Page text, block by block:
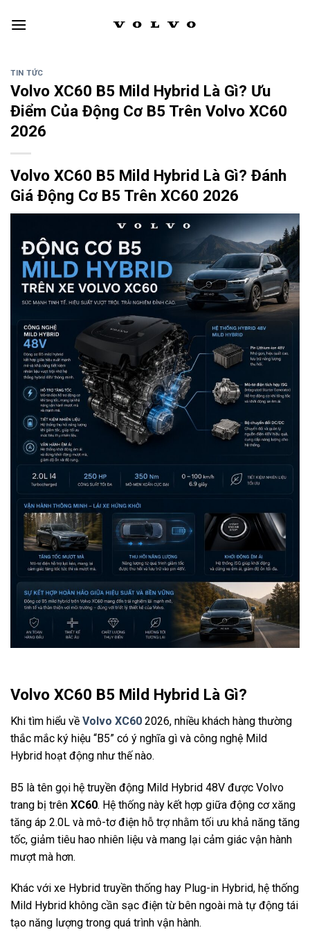
TIN TỨC
Volvo XC60 B5 Mild Hybrid Là Gì? Ưu
Điểm Của Động Cơ B5 Trên Volvo XC60
2026
Volvo XC60 B5 Mild Hybrid Là Gì? Đánh
Giá Động Cơ B5 Trên XC60 2026
Volvo XC60 B5 Mild Hybrid Là Gì?
Khi tìm hiểu về Volvo XC60 2026, nhiều khách hàng thường
thắc mắc ký hiệu “B5” có ý nghĩa gì và công nghệ Mild
Hybrid hoạt động như thế nào.
B5 là tên gọi hệ truyền động Mild Hybrid 48V được Volvo
trang bị trên XC60. Hệ thống này kết hợp giữa động cơ xăng
tăng áp 2.0L và mô-tơ điện hỗ trợ nhằm tối ưu khả năng tăng
tốc, giảm tiêu hao nhiên liệu và mang lại cảm giác vận hành
mượt mà hơn.
Khác với xe Hybrid truyền thống hay Plug-in Hybrid, hệ thống
Mild Hybrid không cần sạc điện từ bên ngoài mà tự động tái
tạo năng lượng trong quá trình vận hành.